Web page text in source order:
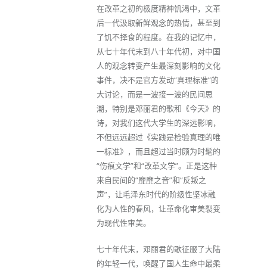
在改革之初的极度精神饥渴中，文革
后一代汲取新鲜观念的热情，甚至到
了饥不择食的程度。在我的记忆中，
从七十年代末到八十年代初，对中国
人的观念转变产生最深刻影响的文化
事件，决不是官方发动“真理标准”的
大讨论，而是一波接一波的民间思
潮，特别是邓丽君的歌和《今天》的
诗，对我们这代大学生的深远影响，
不但远远超过《实践是检验真理的唯
一标准》，而且超过当时颇为时髦的
“伤痕文学”和“改革文学”。正是这种
来自民间的“靡靡之音”和“反叛之
声”，让毛泽东时代的阶级性坚冰融
化为人性的春风，让革命化审美裂变
为现代性审美。
七十年代末，邓丽君的歌征服了大陆
的年轻一代，唤醒了国人生命中最柔